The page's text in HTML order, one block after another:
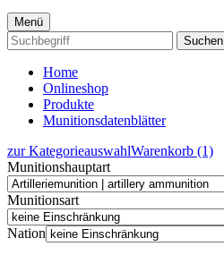
Menü
Suchen
Home
Onlineshop
Produkte
Munitionsdatenblätter
zur KategorieauswahlWarenkorb (1)
Munitionshauptart
Munitionsart
Nation